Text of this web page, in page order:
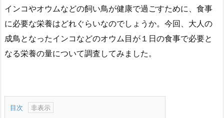
インコやオウムなどの飼い鳥が健康で過ごすために、食事
に必要な栄養はどれぐらいなのでしょうか。今回、大人の
成鳥となったインコなどのオウム目が１日の食事で必要と
なる栄養の量について調査してみました。
目次